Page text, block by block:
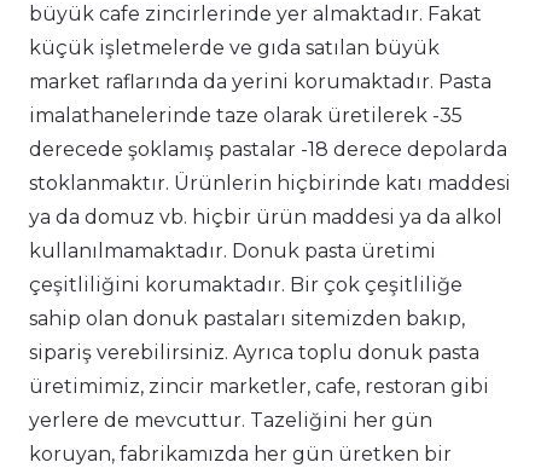
büyük cafe zincirlerinde yer almaktadır. Fakat
küçük işletmelerde ve gıda satılan büyük
market raflarında da yerini korumaktadır. Pasta
imalathanelerinde taze olarak üretilerek -35
derecede şoklamış pastalar -18 derece depolarda
stoklanmaktır. Ürünlerin hiçbirinde katı maddesi
ya da domuz vb. hiçbir ürün maddesi ya da alkol
kullanılmamaktadır. Donuk pasta üretimi
çeşitliliğini korumaktadır. Bir çok çeşitliliğe
sahip olan donuk pastaları sitemizden bakıp,
sipariş verebilirsiniz. Ayrıca toplu donuk pasta
üretimimiz, zincir marketler, cafe, restoran gibi
yerlere de mevcuttur. Tazeliğini her gün
koruyan, fabrikamızda her gün üretken bir